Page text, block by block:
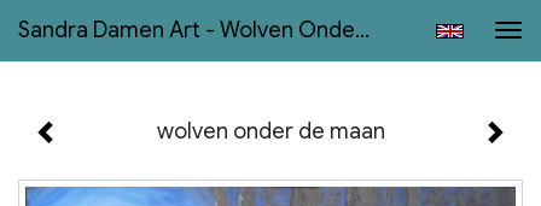
Sandra Damen Art - Wolven Onder De Maan
wolven onder de maan